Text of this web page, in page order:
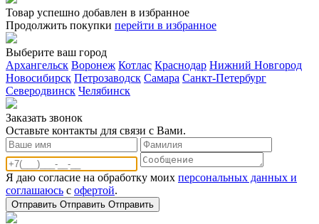
Товар успешно добавлен в избранное
Продолжить покупки перейти в избранное
Выберите ваш город
Архангельск Воронеж Котлас Краснодар Нижний Новгород
Новосибирск Петрозаводск Самара Санкт-Петербург
Северодвинск Челябинск
Заказать звонoк
Оставьте контакты для связи с Вами.
Я даю согласие на обработку моих персональных данных и
соглашаюсь с офертой.
Отправить Отправить Отправить